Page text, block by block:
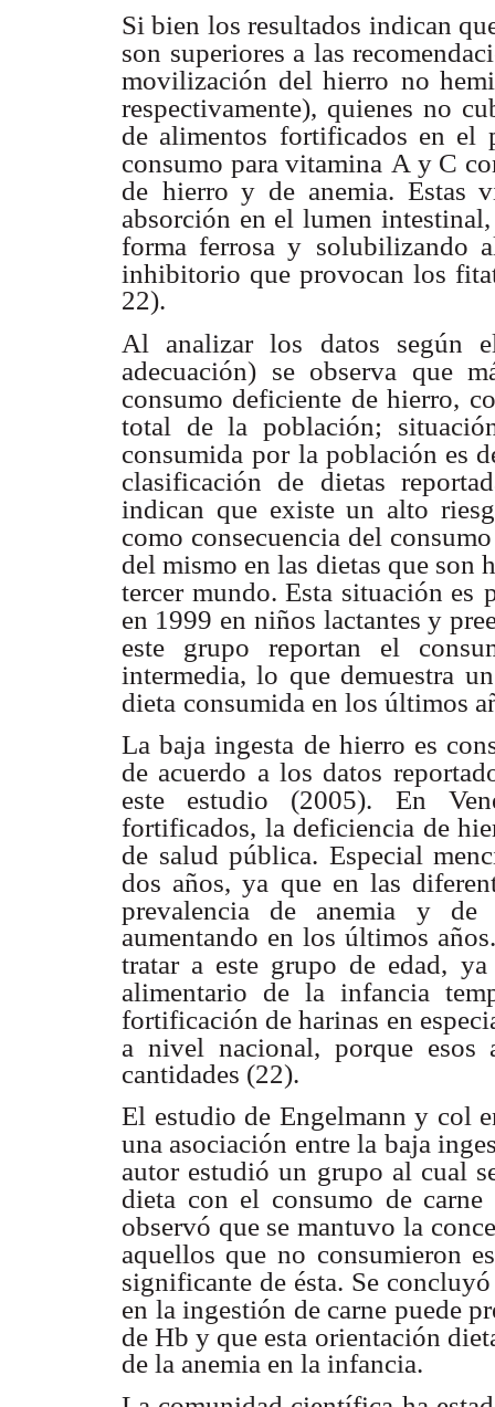
Si bien los resultados indican
son superiores a las
movilización del hierro no
respectivamente), quienes no
de alimentos fortificados en el
consumo para vitamina A y C
de hierro y de anemia. Estas
absorción en el lumen intestinal,
forma ferrosa y solubilizando
inhibitorio que provocan los
22).
Al analizar los datos según
adecuación) se observa que
consumo deficiente de hierro,
total de la población;
consumida por la población es
clasificación de dietas
indican que existe un alto
como consecuencia del
del mismo en las dietas que son
tercer mundo. Esta situación es
en 1999 en niños lactantes y
este grupo reportan el
intermedia, lo que demuestra
dieta consumida en los últimos
La baja ingesta de hierro es
de acuerdo a los datos
este estudio (2005).
En
fortificados, la deficiencia de
de salud pública. Especial
dos años, ya que en las
prevalencia de anemia
y de
aumentando en los últimos
tratar a este grupo de edad,
alimentario de la infancia
fortificación de harinas en
a nivel nacional, porque esos
cantidades (22).
El estudio de Engelmann y col
una asociación entre la baja
autor estudió un grupo al cual
dieta con el consumo de
observó que se mantuvo la
aquellos que no consumieron
significante de ésta. Se
en la ingestión de carne puede
de Hb y que esta orientación
de la anemia en la infancia.